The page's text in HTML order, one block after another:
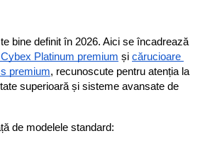
Segmentul premium este bine definit în 2026. Aici se încadrează
Platinum premium și cărucioare
premium, recunoscute pentru atenția la
superioară și sisteme avansate de
de modelele standard: